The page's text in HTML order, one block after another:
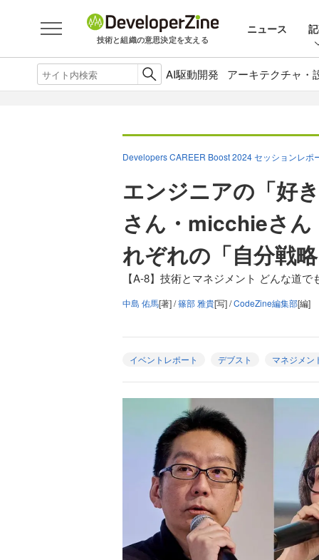
技術と組織の意思決定を支える
ニュース
AI駆動開発 アーキテクチャ・
Developers CAREER Boost 2024 セッションレポ
エンジニアの「好
さん・micchieさ
れぞれの「自分戦
【A-8】技術とマネジメント どんな道
中島 佑馬[著] /篠部 雅貴[写] /CodeZine編集部[編]
イベントレポート デブスト マネジメン